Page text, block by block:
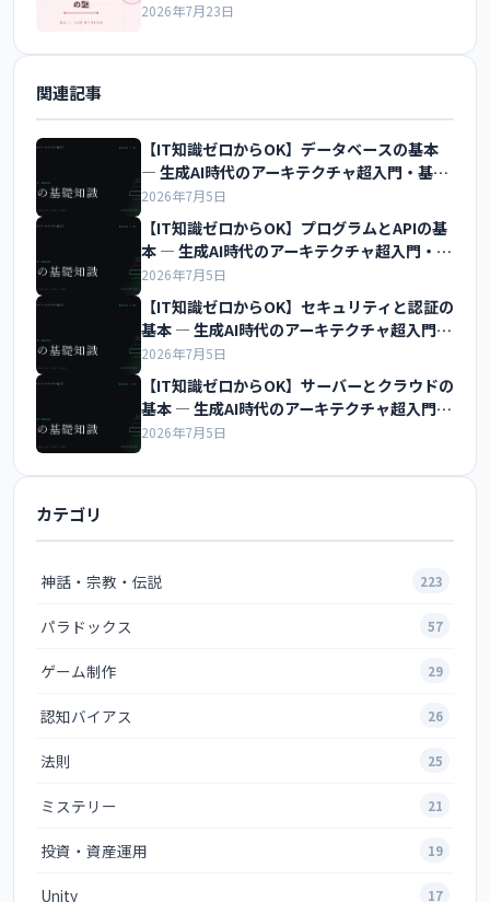
2026年7月23日
関連記事
【IT知識ゼロからOK】データベースの基本
― 生成AI時代のアーキテクチャ超入門・基礎
編
2026年7月5日
【IT知識ゼロからOK】プログラムとAPIの基
本 ― 生成AI時代のアーキテクチャ超入門・基
礎編
2026年7月5日
【IT知識ゼロからOK】セキュリティと認証の
基本 ― 生成AI時代のアーキテクチャ超入門・
基礎編
2026年7月5日
【IT知識ゼロからOK】サーバーとクラウドの
基本 ― 生成AI時代のアーキテクチャ超入門・
基礎編
2026年7月5日
カテゴリ
神話・宗教・伝説 223
パラドックス 57
ゲーム制作 29
認知バイアス 26
法則 25
ミステリー 21
投資・資産運用 19
Unity 17